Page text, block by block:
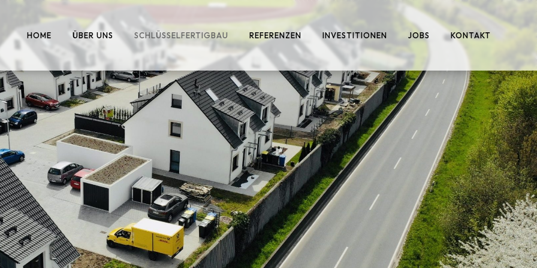
HOME ÜBER UNS SCHLÜSSELFERTIGBAU REFERENZEN INVESTITIONEN JOBS KONTAKT